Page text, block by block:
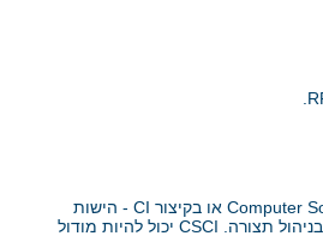
Computer או בקיצור CI - הישות
תצורה. CSCI יכול להיות מודול